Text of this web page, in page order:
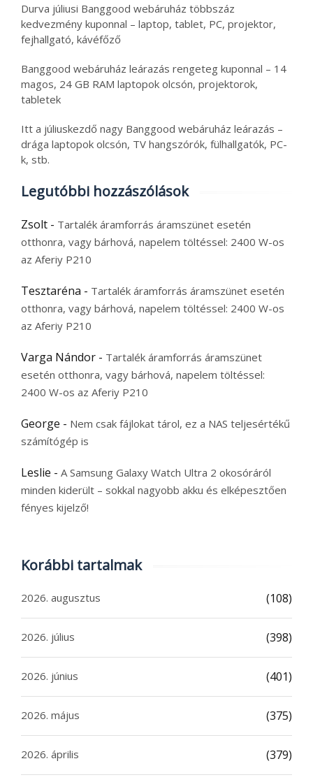
Durva júliusi Banggood webáruház többszáz
kedvezmény kuponnal – laptop, tablet, PC, projektor,
fejhallgató, kávéfőző
Banggood webáruház leárazás rengeteg kuponnal – 14
magos, 24 GB RAM laptopok olcsón, projektorok,
tabletek
Itt a júliuskezdő nagy Banggood webáruház leárazás –
drága laptopok olcsón, TV hangszórók, fülhallgatók, PC-
k, stb.
Legutóbbi hozzászólások
Zsolt - Tartalék áramforrás áramszünet esetén
otthonra, vagy bárhová, napelem töltéssel: 2400 W-os
az Aferiy P210
Tesztaréna - Tartalék áramforrás áramszünet esetén
otthonra, vagy bárhová, napelem töltéssel: 2400 W-os
az Aferiy P210
Varga Nándor - Tartalék áramforrás áramszünet
esetén otthonra, vagy bárhová, napelem töltéssel:
2400 W-os az Aferiy P210
George - Nem csak fájlokat tárol, ez a NAS teljesértékű
számítógép is
Leslie - A Samsung Galaxy Watch Ultra 2 okosóráról
minden kiderült – sokkal nagyobb akku és elképesztően
fényes kijelző!
Korábbi tartalmak
2026. augusztus (108)
2026. július (398)
2026. június (401)
2026. május (375)
2026. április (379)